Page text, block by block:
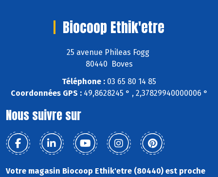
Biocoop Ethik'etre
25 avenue Phileas Fogg
80440 Boves
Téléphone : 03 65 80 14 85
Coordonnées GPS :49,8628245 ° , 2,37829940000006 °
Nous suivre sur
Votre magasin Biocoop Ethik'etre (80440) est proche